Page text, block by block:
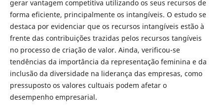
gerar vantagem competitiva utilizando os seus recursos de
forma eficiente, principalmente os intangíveis. O estudo se
destaca por evidenciar que os recursos intangíveis estão à
frente das contribuições trazidas pelos recursos tangíveis
no processo de criação de valor. Ainda, verificou-se
tendências da importância da representação feminina e da
inclusão da diversidade na liderança das empresas, como
pressuposto os valores cultuais podem afetar o
desempenho empresarial.